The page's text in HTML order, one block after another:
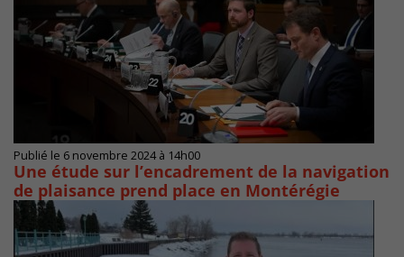
Publié le 6 novembre 2024 à 14h00
Une étude sur l’encadrement de la navigation
de plaisance prend place en Montérégie